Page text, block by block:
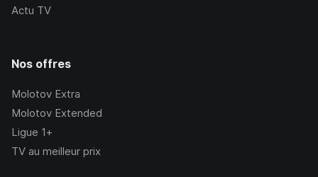
Actu TV
Nos offres
Molotov Extra
Molotov Extended
Ligue 1+
TV au meilleur prix